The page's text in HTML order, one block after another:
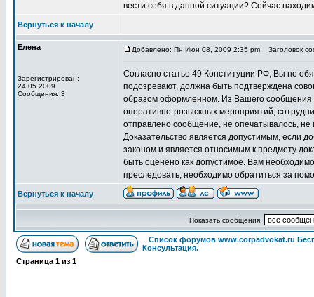
вести себя в данной ситуации? Сейчас
Вернуться к началу
Елена
Зарегистрирован:
24.05.2009
Сообщения: 3
Добавлено: Пн Июн 08, 2009 2:35 pm Заголовок
Согласно статье 49 Конституции РФ, Вы не
подозревают, должна быть подтверждена
образом оформленном. Из Вашего сообщения
оперативно-розыскных мероприятий,
отправлено сообщение, не опечатывалось,
Доказательство является допустимым, если
законом и является относимым к предмету
быть оценено как допустимое. Вам
преследовать, необходимо обратиться за
Вернуться к началу
Показать сообщения:
Список форумов www.corpadvokat.ru
Консультация.
Страница 1 из 1